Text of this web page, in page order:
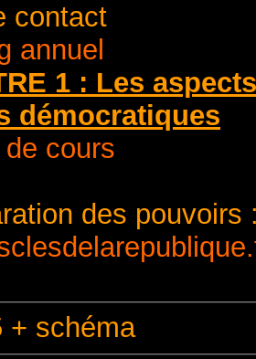
contact
annuel
1 : Les
démocratiques
cours
des pouvoirs
+ schéma